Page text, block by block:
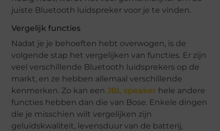
juiste Bluetooth luidspreker voor je te vinden.
Vergelijk functies
Nadat je je behoeften hebt overwogen, is de
volgende stap het vergelijken van functies. Er zijn
veel verschillende Bluetooth luidsprekers op de
markt, en ze hebben allemaal verschillende
kenmerken. Zo kan eenJBL speaker hele andere
functies hebben dan die van Bose. Enkele dingen
die je misschien wilt vergelijken zijn
geluidskwaliteit, levensduur van de batterij,